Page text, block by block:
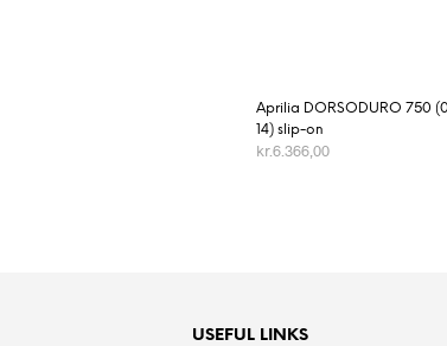
Aprilia DORSODURO 750
14) slip-on
kr.6.366,00
USEFUL LINKS